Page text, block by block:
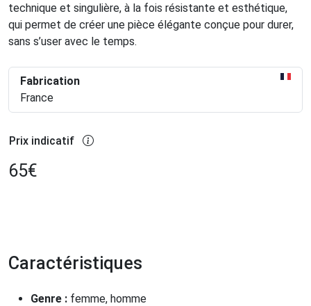
technique et singulière, à la fois résistante et esthétique,
qui permet de créer une pièce élégante conçue pour durer,
sans s’user avec le temps.
Fabrication
France
Prix indicatif
65€
Caractéristiques
Genre : femme, homme